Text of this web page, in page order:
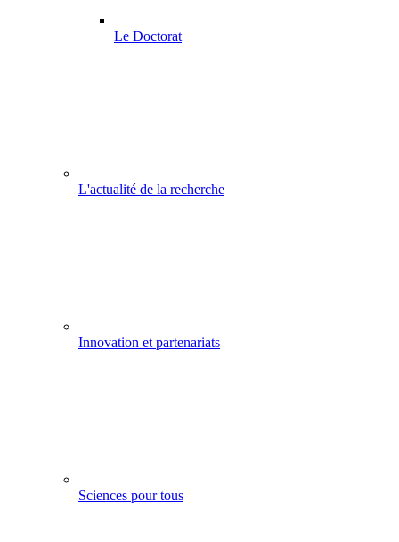
Le Doctorat
L'actualité de la recherche
Innovation et partenariats
Sciences pour tous